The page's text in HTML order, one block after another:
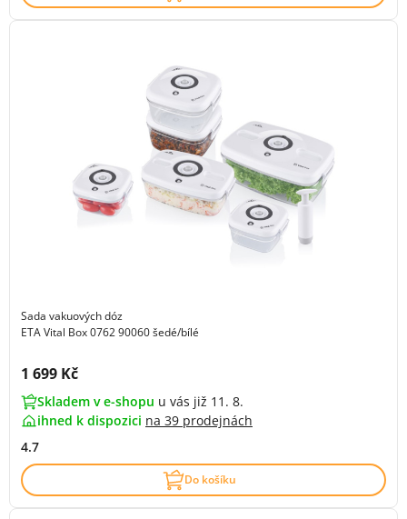
Sada vakuových dóz
ETA Vital Box 0762 90060 šedé/bílé
Cena s DPH:
1 699 Kč
Skladem v e-shopu u vás již 11. 8.
ihned k dispozici na 39 prodejnách
4.7
Do košíku